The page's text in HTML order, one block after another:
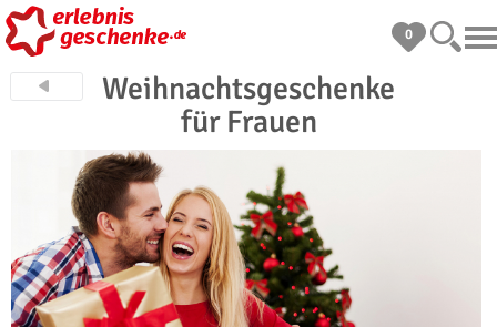
0
Weihnachtsgeschenke
für Frauen